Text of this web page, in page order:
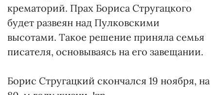
крематорий. Прах Бориса Стругацкого
будет развеян над Пулковскими
высотами. Такое решение приняла семья
писателя, основываясь на его завещании.
Борис Стругацкий скончался 19 ноября, на